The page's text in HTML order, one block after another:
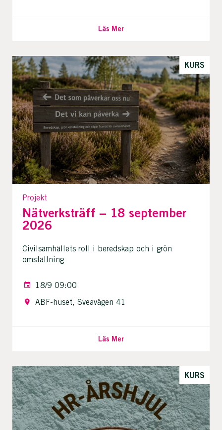
Läs Mer
KURS
Projekt
Nätverksträff – 18 september
2026
Civilsamhällets roll i beredskap och i grön
omställning
18/9 09:00
ABF-huset, Sveavägen 41
Läs Mer
KURS